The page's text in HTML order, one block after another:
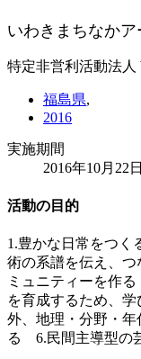
いわきまちなかア
特定非営利活動法人
福島県,
2016
実施期間
2016年10月22
活動の目的
1.豊かな日常をつ
術の系譜を伝え、
ミュニティーを作
を育成するため、
外、地理・分野・
る 6.民間主導型の